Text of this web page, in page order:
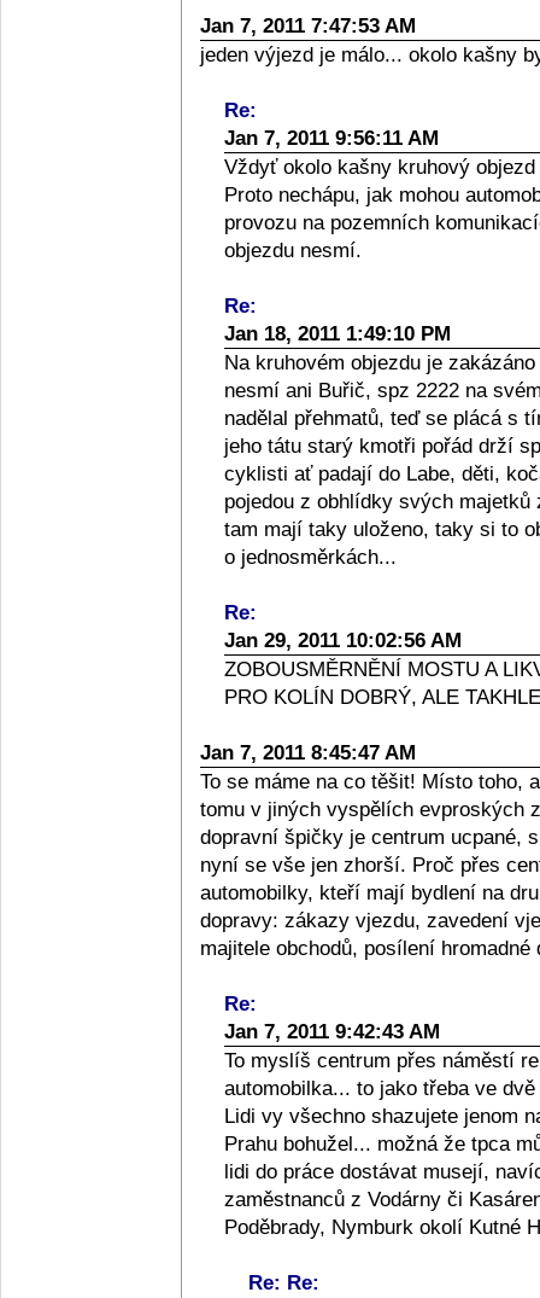
Jan 7, 2011 7:47:53 AM
jeden výjezd je málo... okolo kašny
Re:
Jan 7, 2011 9:56:11 AM
Vždyť okolo kašny kruhový
Proto nechápu, jak mohou
provozu na pozemních
objezdu nesmí.
Re:
Jan 18, 2011 1:49:10 PM
Na kruhovém objezdu je
nesmí ani Buřič, spz 2222 na
nadělal přehmatů, teď se plácá s
jeho tátu starý kmotři pořád drží
cyklisti ať padají do Labe, děti,
pojedou z obhlídky svých
tam mají taky uloženo, taky si to
o jednosměrkách...
Re:
Jan 29, 2011 10:02:56 AM
ZOBOUSMĚRNĚNÍ MOSTU A
PRO KOLÍN DOBRÝ, ALE
Jan 7, 2011 8:45:47 AM
To se máme na co těšit! Místo toho,
tomu v jiných vyspělích evproských
dopravní špičky je centrum ucpané,
nyní se vše jen zhorší. Proč přes
automobilky, kteří mají bydlení na
dopravy: zákazy vjezdu, zavedení
majitele obchodů, posílení
Re:
Jan 7, 2011 9:42:43 AM
To myslíš centrum přes náměstí
automobilka... to jako třeba ve
Lidi vy všechno shazujete jenom
Prahu bohužel... možná že tpca
lidi do práce dostávat musejí,
zaměstnanců z Vodárny či
Poděbrady, Nymburk okolí Kutné
Re: Re: